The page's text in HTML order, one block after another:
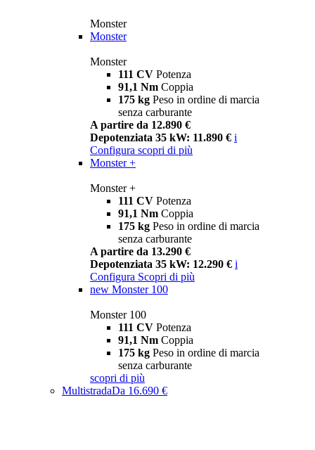
Monster
Monster
Monster
111 CV Potenza
91,1 Nm Coppia
175 kg Peso in ordine di marcia
senza carburante
A partire da 12.890 €
Depotenziata 35 kW: 11.890 € i
Configura scopri di più
Monster +
Monster +
111 CV Potenza
91,1 Nm Coppia
175 kg Peso in ordine di marcia
senza carburante
A partire da 13.290 €
Depotenziata 35 kW: 12.290 € i
Configura Scopri di più
new Monster 100
Monster 100
111 CV Potenza
91,1 Nm Coppia
175 kg Peso in ordine di marcia
senza carburante
scopri di più
MultistradaDa 16.690 €